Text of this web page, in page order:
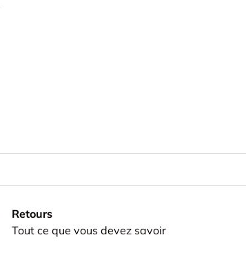
Retours
Tout ce que vous devez savoir